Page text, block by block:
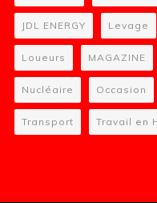
JDL ENERGY Levage
Loueurs MAGAZINE
Nucléaire Occasion
Transport Travail en